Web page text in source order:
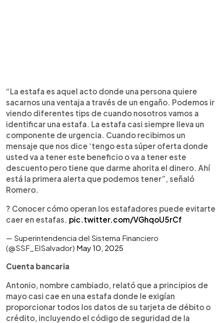
“La estafa es aquel acto donde una persona quiere
sacarnos una ventaja a través de un engaño. Podemos ir
viendo diferentes tips de cuando nosotros vamos a
identificar una estafa. La estafa casi siempre lleva un
componente de urgencia. Cuando recibimos un
mensaje que nos dice ‘tengo esta súper oferta donde
usted va a tener este beneficio o va a tener este
descuento pero tiene que darme ahorita el dinero. Ahí
está la primera alerta que podemos tener”, señaló
Romero.
? Conocer cómo operan los estafadores puede evitarte
caer en estafas. pic.twitter.com/VGhqoU5rCf
— Superintendencia del Sistema Financiero
(@SSF_ElSalvador) May 10, 2025
Cuenta bancaria
Antonio, nombre cambiado, relató que a principios de
mayo casi cae en una estafa donde le exigían
proporcionar todos los datos de su tarjeta de débito o
crédito, incluyendo el código de seguridad de la